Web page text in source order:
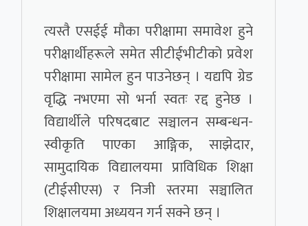
त्यस्तै एसईई मौका परीक्षामा समावेश हुने
परीक्षार्थीहरूले समेत सीटीईभीटीको प्रवेश
परीक्षामा सामेल हुन पाउनेछन् । यद्यपि ग्रेड
वृद्धि नभएमा सो भर्ना स्वतः रद्द हुनेछ ।
विद्यार्थीले परिषदबाट सञ्चालन सम्बन्धन-
स्वीकृति पाएका आङ्गिक, साझेदार,
सामुदायिक विद्यालयमा प्राविधिक शिक्षा
(टीईसीएस) र निजी स्तरमा सञ्चालित
शिक्षालयमा अध्ययन गर्न सक्ने छन् ।